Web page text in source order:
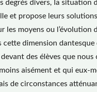
degrés divers, la situation
et propose leurs
les moyens ou l’évolution
dimension dantesque
des élèves que nous
aisément et qui eux-
de circonstances